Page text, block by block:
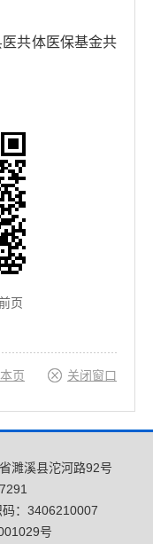
医共体医保基金共
页
页 关闭窗口
濉溪县沱河路92号
码：3406210007
号